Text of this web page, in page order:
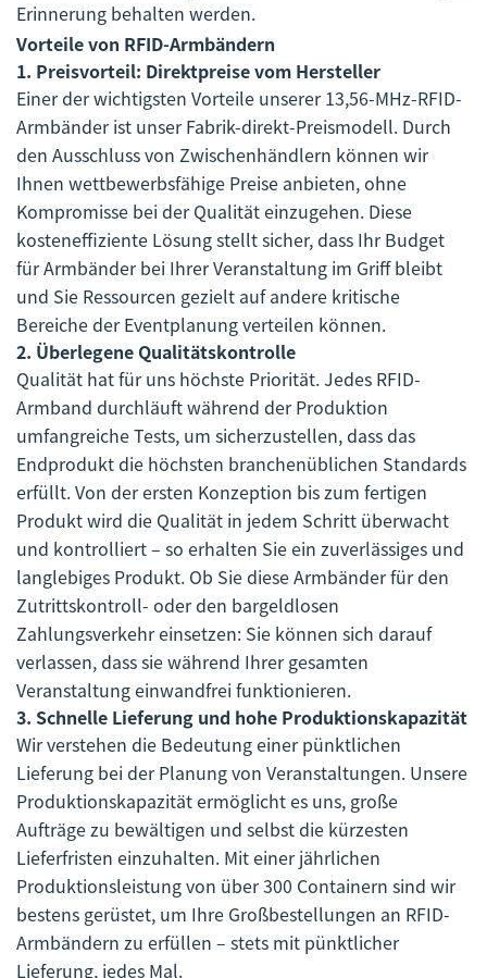
Erinnerung behalten werden.
Vorteile von RFID-Armbändern
1. Preisvorteil: Direktpreise vom Hersteller
Einer der wichtigsten Vorteile unserer 13,56-MHz-RFID-
Armbänder ist unser Fabrik-direkt-Preismodell. Durch
den Ausschluss von Zwischenhändlern können wir
Ihnen wettbewerbsfähige Preise anbieten, ohne
Kompromisse bei der Qualität einzugehen. Diese
kosteneffiziente Lösung stellt sicher, dass Ihr Budget
für Armbänder bei Ihrer Veranstaltung im Griff bleibt
und Sie Ressourcen gezielt auf andere kritische
Bereiche der Eventplanung verteilen können.
2. Überlegene Qualitätskontrolle
Qualität hat für uns höchste Priorität. Jedes RFID-
Armband durchläuft während der Produktion
umfangreiche Tests, um sicherzustellen, dass das
Endprodukt die höchsten branchenüblichen Standards
erfüllt. Von der ersten Konzeption bis zum fertigen
Produkt wird die Qualität in jedem Schritt überwacht
und kontrolliert – so erhalten Sie ein zuverlässiges und
langlebiges Produkt. Ob Sie diese Armbänder für den
Zutrittskontroll- oder den bargeldlosen
Zahlungsverkehr einsetzen: Sie können sich darauf
verlassen, dass sie während Ihrer gesamten
Veranstaltung einwandfrei funktionieren.
3. Schnelle Lieferung und hohe Produktionskapazität
Wir verstehen die Bedeutung einer pünktlichen
Lieferung bei der Planung von Veranstaltungen. Unsere
Produktionskapazität ermöglicht es uns, große
Aufträge zu bewältigen und selbst die kürzesten
Lieferfristen einzuhalten. Mit einer jährlichen
Produktionsleistung von über 300 Containern sind wir
bestens gerüstet, um Ihre Großbestellungen an RFID-
Armbändern zu erfüllen – stets mit pünktlicher
Lieferung, jedes Mal.